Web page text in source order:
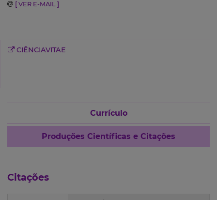
[ VER E-MAIL ]
CIÊNCIAVITAE
Currículo
Produções Científicas e Citações
Citações